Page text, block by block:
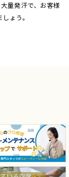
量発汗で、お客様
ょう。